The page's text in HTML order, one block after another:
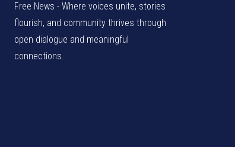
Free News - Where voices unite, stories
flourish, and community thrives through
open dialogue and meaningful
connections.